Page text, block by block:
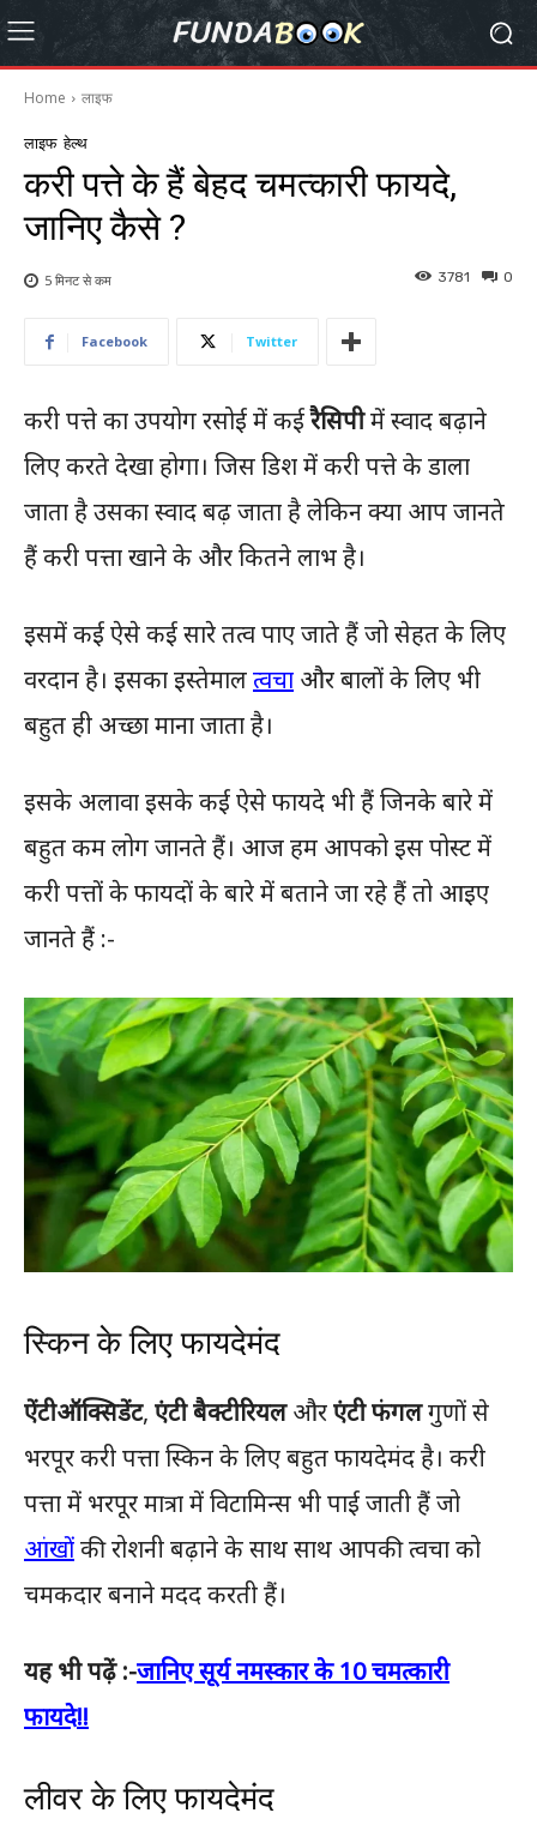
Home लाइफ
लाइफ हेल्थ
करी पत्ते के हैं बेहद चमत्कारी फायदे,
जानिए कैसे ?
0
3781
5 मिनट सेकम
Facebook Twitter
करी पत्ते का उपयोग रसोई में कईरैसिपीमें स्वाद बढ़ाने
लिए करते देखा होगा। जिस डिश में करी पत्ते के डाला
जाता है उसका स्वाद बढ़ जाता है लेकिन क्या आप जानते
हैं करी पत्ता खाने के और कितने लाभ है।
इसमें कई ऐसे कई सारे तत्व पाए जाते हैं जो सेहत के लिए
वरदान है। इसका इस्तेमालत्वचा और बालों के लिए भी
बहुत ही अच्छा माना जाता है।
इसके अलावा इसके कई ऐसे फायदे भी हैं जिनके बारे में
बहुत कम लोग जानते हैं। आज हम आपको इस पोस्ट में
करी पत्तों के फायदों के बारे में बताने जा रहे हैं तो आइए
जानते हैं :-
स्किन के लिए फायदेमंद
ऐंटीऑक्सिडेंट, एंटी बैक्टीरियलऔरएंटी फंगलगुणों से
भरपूर करी पत्ता स्किन के लिए बहुत फायदेमंद है। करी
पत्ता में भरपूर मात्रा में विटामिन्स भी पाई जाती हैं जो
आंखोंकी रोशनी बढ़ाने के साथ साथ आपकी त्वचा को
चमकदार बनाने मदद करती हैं।
यह भी पढ़ें :-जानिए सूर्य नमस्कार के 10 चमत्कारी
फायदे!!
लीवर के लिए फायदेमंद